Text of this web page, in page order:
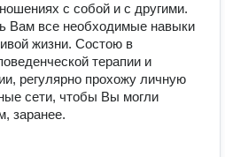
с собой и с другими.
Вам все необходимые навыки
жизни. Состою в
терапии и
регулярно прохожу личную
сети, чтобы Вы могли
заранее.